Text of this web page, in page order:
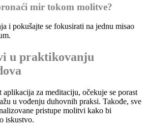
mir tokom molitve?
i pokušajte se fokusirati na jednu misao
u praktikovanju
za meditaciju, očekuje se porast
u vođenju duhovnih praksi. Takođe, sve
pristupe molitvi kako bi
iskustvo.